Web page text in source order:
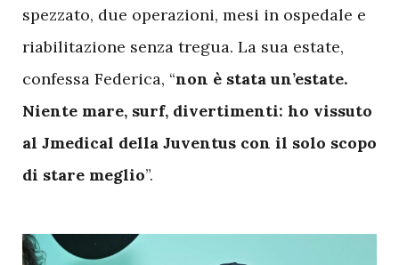
spezzato, due operazioni, mesi in ospedale e
riabilitazione senza tregua. La sua estate,
confessa Federica, “non è stata un’estate.
Niente mare, surf, divertimenti: ho vissuto
al Jmedical della Juventus con il solo scopo
di stare meglio”.